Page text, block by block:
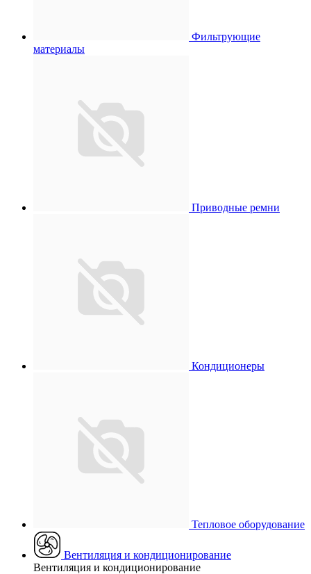
Фильтрующие
материалы
Приводные ремни
Кондиционеры
Тепловое оборудование
Вентиляция и кондиционирование
Вентиляция и кондиционирование